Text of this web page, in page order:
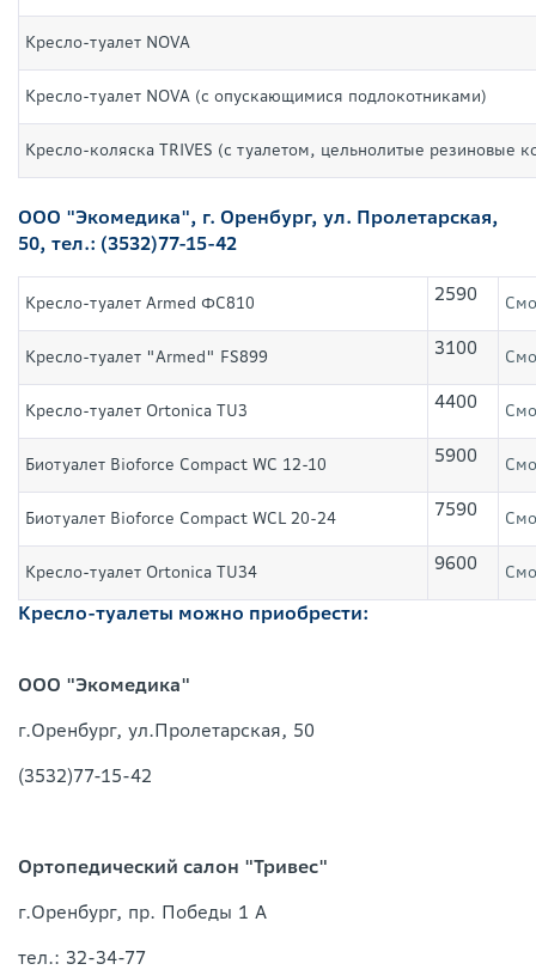
Кресло-туалет NOVA
Кресло-туалет NOVA (с опускающимися подлокотниками)
Кресло-коляска TRIVES (с туалетом, цельнолитые резиновые
ООО "Экомедика", г. Оренбург, ул. Пролетарская,
50, тел.: (3532)77-15-42
Кресло-туалет Armed ФС810 2590
Кресло-туалет "Armed" FS899 3100
Кресло-туалет Ortonica TU3 4400
Биотуалет Bioforce Compact WC 12-10 5900
Биотуалет Bioforce Compact WCL 20-24 7590
Кресло-туалет Ortonica TU34 9600
Кресло-туалеты можно приобрести:
ООО "Экомедика"
г.Оренбург, ул.Пролетарская, 50
(3532)77-15-42
Ортопедический салон "Тривес"
г.Оренбург, пр. Победы 1 А
тел.: 32-34-77